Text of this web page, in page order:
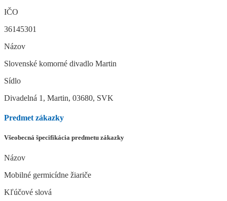
IČO
36145301
Názov
Slovenské komorné divadlo Martin
Sídlo
Divadelná 1, Martin, 03680, SVK
Predmet zákazky
Všeobecná špecifikácia predmetu zákazky
Názov
Mobilné germicídne žiariče
Kľúčové slová